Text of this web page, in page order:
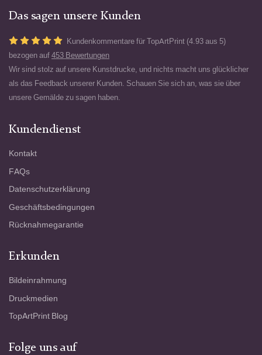
Das sagen unsere Kunden
Kundenkommentare für TopArtPrint (4.93 aus 5)
bezogen auf 453 Bewertungen
Wir sind stolz auf unsere Kunstdrucke, und nichts macht uns glücklicher
als das Feedback unserer Kunden. Schauen Sie sich an, was sie über
unsere Gemälde zu sagen haben.
Kundendienst
Kontakt
FAQs
Datenschutzerklärung
Geschäftsbedingungen
Rücknahmegarantie
Erkunden
Bildeinrahmung
Druckmedien
TopArtPrint Blog
Folge uns auf